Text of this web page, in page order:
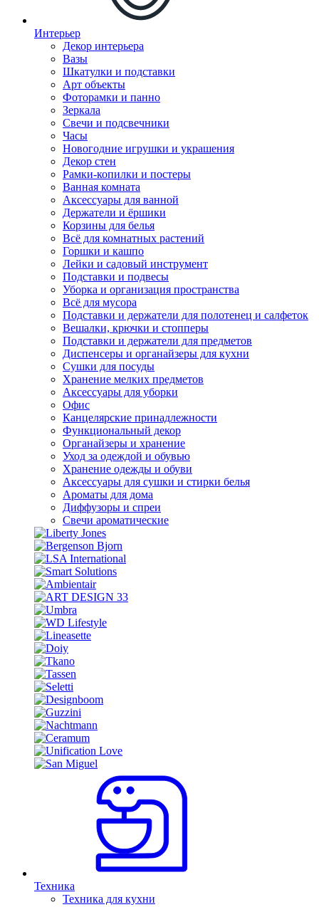
Интерьер
Декор интерьера
Вазы
Шкатулки и подставки
Арт объекты
Фоторамки и панно
Зеркала
Свечи и подсвечники
Часы
Новогодние игрушки и украшения
Декор стен
Рамки-копилки и постеры
Ванная комната
Аксессуары для ванной
Держатели и ёршики
Корзины для белья
Всё для комнатных растений
Горшки и кашпо
Лейки и садовый инструмент
Подставки и подвесы
Уборка и организация пространства
Всё для мусора
Подставки и держатели для полотенец и салфеток
Вешалки, крючки и стопперы
Подставки и держатели для предметов
Диспенсеры и органайзеры для кухни
Сушки для посуды
Хранение мелких предметов
Аксессуары для уборки
Офис
Канцелярские принадлежности
Функциональный декор
Органайзеры и хранение
Уход за одеждой и обувью
Хранение одежды и обуви
Аксессуары для сушки и стирки белья
Ароматы для дома
Диффузоры и спреи
Свечи ароматические
Техника
Техника для кухни